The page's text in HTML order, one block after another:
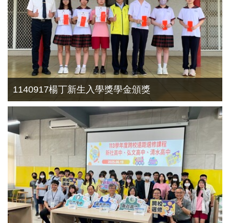
1140917楊丁新生入學獎學金頒獎